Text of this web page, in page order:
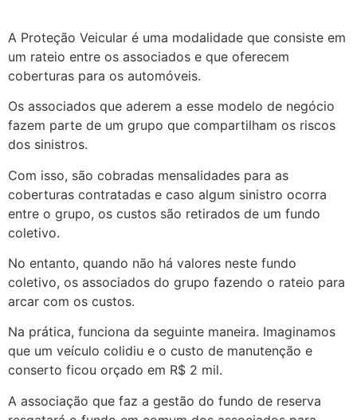
A Proteção Veicular é uma modalidade que consiste em
um rateio entre os associados e que oferecem
coberturas para os automóveis.
Os associados que aderem a esse modelo de negócio
fazem parte de um grupo que compartilham os riscos
dos sinistros.
Com isso, são cobradas mensalidades para as
coberturas contratadas e caso algum sinistro ocorra
entre o grupo, os custos são retirados de um fundo
coletivo.
No entanto, quando não há valores neste fundo
coletivo, os associados do grupo fazendo o rateio para
arcar com os custos.
Na prática, funciona da seguinte maneira. Imaginamos
que um veículo colidiu e o custo de manutenção e
conserto ficou orçado em R$ 2 mil.
A associação que faz a gestão do fundo de reserva